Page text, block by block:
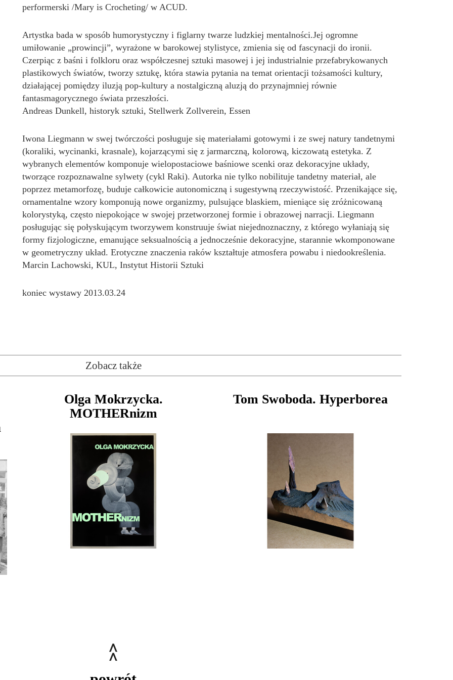
performerski /Mary is Crocheting/ w ACUD.
Artystka bada w sposób humorystyczny i figlarny twarze ludzkiej mentalności.Jej ogromne
umiłowanie „prowincji”, wyrażone w barokowej stylistyce, zmienia się od fascynacji do ironii.
Czerpiąc z baśni i folkloru oraz współczesnej sztuki masowej i jej industrialnie przefabrykowanych
plastikowych światów, tworzy sztukę, która stawia pytania na temat orientacji tożsamości kultury,
działającej pomiędzy iluzją pop-kultury a nostalgiczną aluzją do przynajmniej równie
fantasmagorycznego świata przeszłości.
Andreas Dunkell, historyk sztuki, Stellwerk Zollverein, Essen
Iwona Liegmann w swej twórczości posługuje się materiałami gotowymi i ze swej natury tandetnymi
(koraliki, wycinanki, krasnale), kojarzącymi się z jarmarczną, kolorową, kiczowatą estetyka. Z
wybranych elementów komponuje wielopostaciowe baśniowe scenki oraz dekoracyjne układy,
tworzące rozpoznawalne sylwety (cykl Raki). Autorka nie tylko nobilituje tandetny materiał, ale
poprzez metamorfozę, buduje całkowicie autonomiczną i sugestywną rzeczywistość. Przenikające się,
ornamentalne wzory komponują nowe organizmy, pulsujące blaskiem, mieniące się zróżnicowaną
kolorystyką, często niepokojące w swojej przetworzonej formie i obrazowej narracji. Liegmann
posługując się połyskującym tworzywem konstruuje świat niejednoznaczny, z którego wyłaniają się
formy fizjologiczne, emanujące seksualnością a jednocześnie dekoracyjne, starannie wkomponowane
w geometryczny układ. Erotyczne znaczenia raków kształtuje atmosfera powabu i niedookreślenia.
Marcin Lachowski, KUL, Instytut Historii Sztuki
koniec wystawy 2013.03.24
Zobacz także
Olga Mokrzycka.
MOTHERnizm
Tom Swoboda. Hyperborea